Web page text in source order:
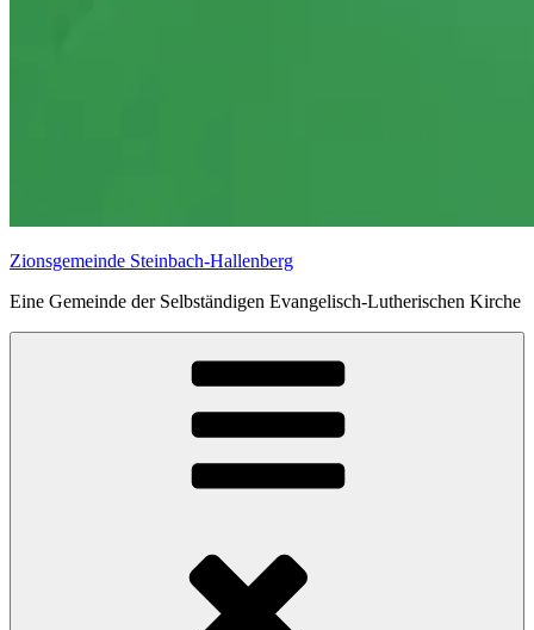
Zionsgemeinde Steinbach-Hallenberg
Eine Gemeinde der Selbständigen Evangelisch-Lutherischen Kirche